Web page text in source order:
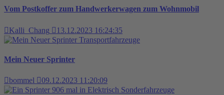
Vom Postkoffer zum Handwerkerwagen zum Wohnmobil
Kalli_Chang
13.12.2023 16:24:35
Transportfahrzeuge
Mein Neuer Sprinter
bommel
09.12.2023 11:20:09
Sonderfahrzeuge